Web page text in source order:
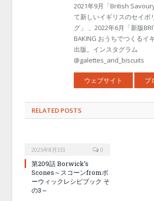
2021年9月「British
て新しいイギリスのセイボ
グ」 、2022年6月「新版
BAKING おうちでつくるイ
出版。インスタグラム
@galettes_and_biscuits
ウェブサイト ブ
RELATED POSTS
2025年8月3日 0
第209話 Borwick’s
Scones～スコーンfromボ
ーウィックレシピブック そ
の3～